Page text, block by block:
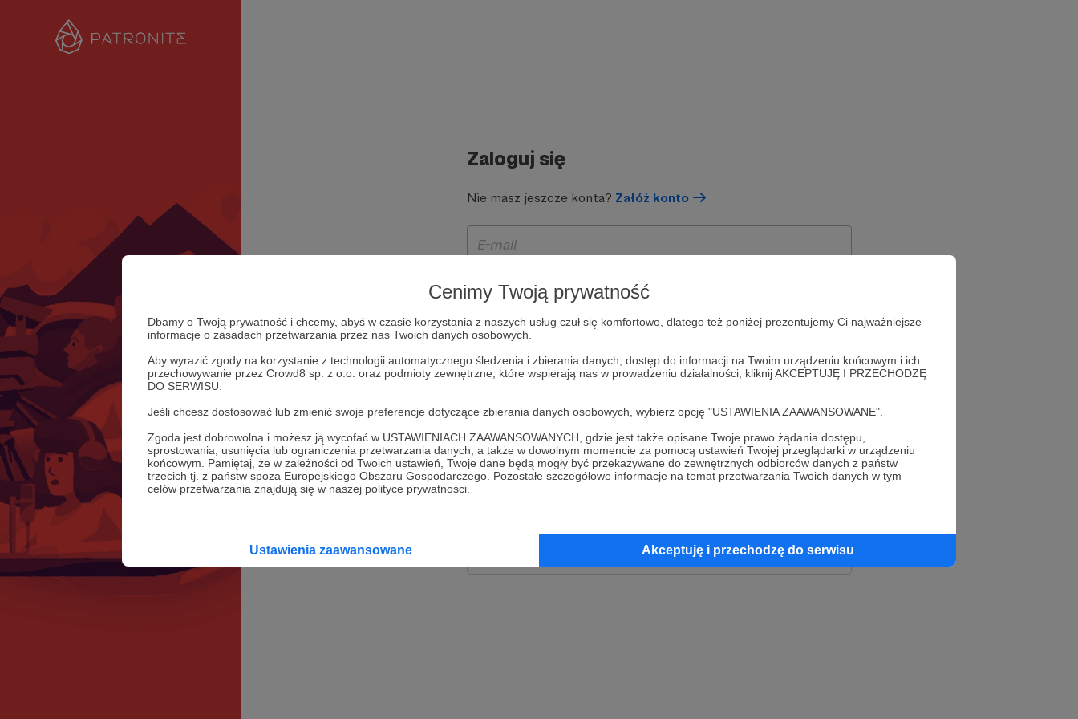
Cenimy Twoją prywatność
Dbamy o Twoją prywatność i chcemy, abyś w czasie korzystania z naszych usług czuł się komfortowo, dlatego też poniżej prezentujemy Ci najważniejsze
informacje o zasadach przetwarzania przez nas Twoich danych osobowych.
Aby wyrazić zgody na korzystanie z technologii automatycznego śledzenia i zbierania danych, dostęp do informacji na Twoim urządzeniu końcowym i ich
przechowywanie przez Crowd8 sp. z o.o. oraz podmioty zewnętrzne, które wspierają nas w prowadzeniu działalności, kliknij AKCEPTUJĘ I PRZECHODZĘ
DO SERWISU.
Jeśli chcesz dostosować lub zmienić swoje preferencje dotyczące zbierania danych osobowych, wybierz opcję "USTAWIENIA ZAAWANSOWANE".
Zgoda jest dobrowolna i możesz ją wycofać w USTAWIENIACH ZAAWANSOWANYCH, gdzie jest także opisane Twoje prawo żądania dostępu,
sprostowania, usunięcia lub ograniczenia przetwarzania danych, a także w dowolnym momencie za pomocą ustawień Twojej przeglądarki w urządzeniu
końcowym. Pamiętaj, że w zależności od Twoich ustawień, Twoje dane będą mogły być przekazywane do zewnętrznych odbiorców danych z państw
trzecich tj. z państw spoza Europejskiego Obszaru Gospodarczego. Pozostałe szczegółowe informacje na temat przetwarzania Twoich danych w tym
celów przetwarzania znajdują się w naszej polityce prywatności.
Ustawienia zaawansowane Akceptuję i przechodzę do serwisu
Zaloguj się
Nie masz jeszcze konta? Załóż konto
Zapamiętaj mnie
lub
Kontynuuj z Apple